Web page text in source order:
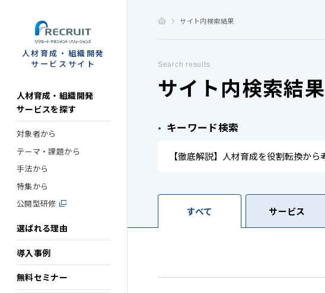
人材育成・組織開発
サービスサイト
人材育成・組織開発
サービスを探す
対象者から
テーマ・課題から
手法から
特集から
公開型研修
選ばれる理由
導入事例
無料セミナー
サイト内検索結果
Search results
サイト内検索結果
キーワード検索
すべて サービス